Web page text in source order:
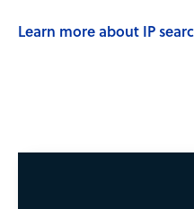
Learn more about IP